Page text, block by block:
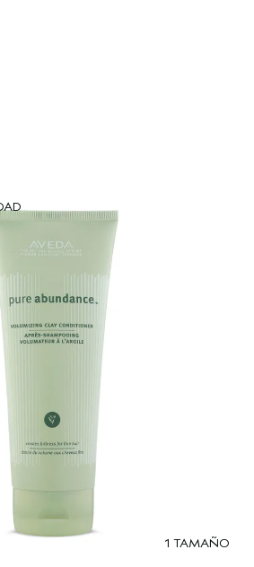
1 TAMAÑO